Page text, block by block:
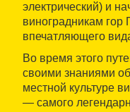
электрический) и
виноградникам
впечатляющего
Во время этого
своими знаниями
местной культуре
— самого